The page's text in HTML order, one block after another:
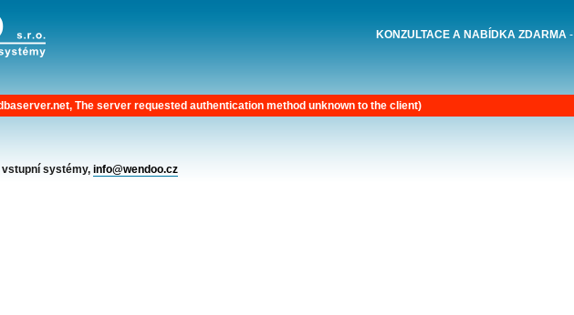
KONZULTACE A NABÍDKA ZDARMA-
The server requested authentication method unknown to the client)
vstupní systémy, info@wendoo.cz